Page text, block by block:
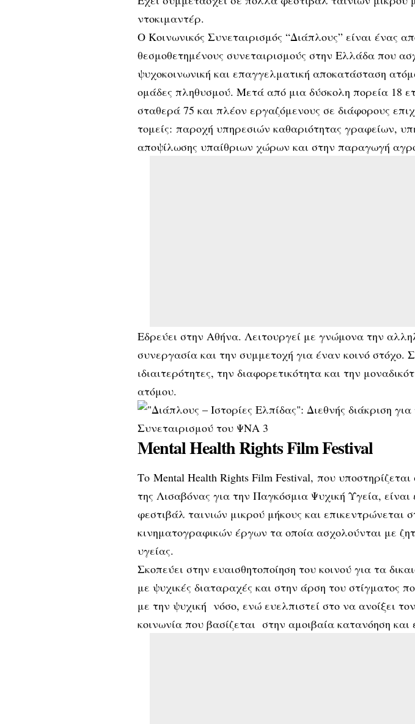
ντοκιμαντέρ.
Ο Κοινωνικός Συνεταιρισμός “Διάπλους” είναι ένας
θεσμοθετημένους συνεταιρισμούς στην Ελλάδα που
ψυχοκοινωνική και επαγγελματική αποκατάσταση
ομάδες πληθυσμού. Μετά από μια δύσκολη πορεία 18
σταθερά 75 και πλέον εργαζόμενους σε διάφορους
τομείς: παροχή υπηρεσιών καθαριότητας γραφείων,
αποψίλωσης υπαίθριων χώρων και στην παραγωγή
Εδρεύει στην Αθήνα. Λειτουργεί με γνώμονα την
συνεργασία και την συμμετοχή για έναν κοινό στόχο.
ιδιαιτερότητες, την διαφορετικότητα και την
ατόμου.
Mental Health Rights Film Festival
Το Mental Health Rights Film Festival, που υποστηρίζεται
της Λισαβόνας για την Παγκόσμια Ψυχική Υγεία, είναι
φεστιβάλ ταινιών μικρού μήκους και επικεντρώνεται
κινηματογραφικών έργων τα οποία ασχολούνται με
υγείας.
Σκοπεύει στην ευαισθητοποίηση του κοινού για τα
με ψυχικές διαταραχές και στην άρση του στίγματος
με την ψυχική νόσο, ενώ ευελπιστεί στο να ανοίξει
κοινωνία που βασίζεται στην αμοιβαία κατανόηση και